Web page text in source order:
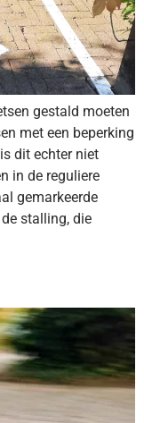
gestald moeten
met een beperking
dit echter niet
in de reguliere
gemarkeerde
stalling, die